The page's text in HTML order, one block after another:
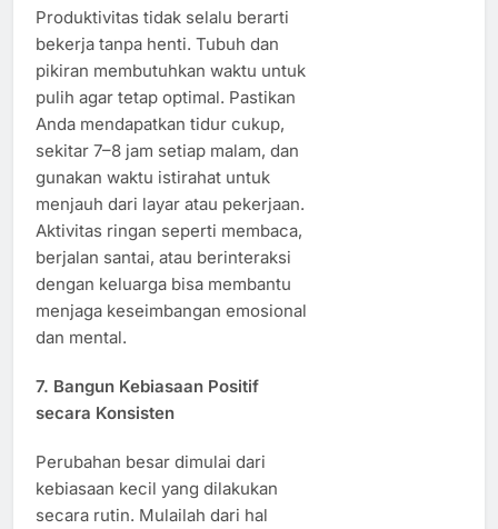
Produktivitas tidak selalu berarti
bekerja tanpa henti. Tubuh dan
pikiran membutuhkan waktu untuk
pulih agar tetap optimal. Pastikan
Anda mendapatkan tidur cukup,
sekitar 7–8 jam setiap malam, dan
gunakan waktu istirahat untuk
menjauh dari layar atau pekerjaan.
Aktivitas ringan seperti membaca,
berjalan santai, atau berinteraksi
dengan keluarga bisa membantu
menjaga keseimbangan emosional
dan mental.
7. Bangun Kebiasaan Positif
secara Konsisten
Perubahan besar dimulai dari
kebiasaan kecil yang dilakukan
secara rutin. Mulailah dari hal